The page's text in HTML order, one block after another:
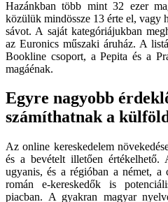
Hazánkban több mint 32 ezer
közülük mindössze 13 érte el, vagy
sávot. A saját kategóriájukban
az Euronics műszaki áruház. A
Bookline csoport, a Pepita és a
magáénak.
Egyre nagyobb
számíthatnak a
Az online kereskedelem
és a bevételt illetően értékelhető.
ugyanis, és a régióban a német,
román e-kereskedők is
piacban. A gyakran magyar